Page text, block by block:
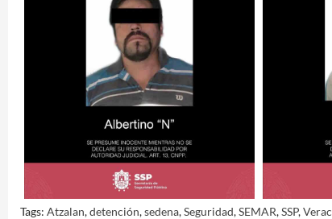
Tags: Atzalan,detención,sedena,Seguridad,SEMAR,SSP,